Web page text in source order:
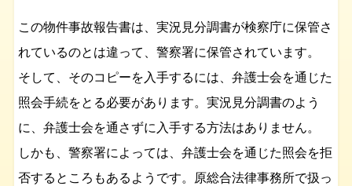
この物件事故報告書は、実況見分調書が検察庁に保管さ
れているのとは違って、警察署に保管されています。
そして、そのコピーを入手するには、弁護士会を通じた
照会手続をとる必要があります。実況見分調書のよう
に、弁護士会を通さずに入手する方法はありません。
しかも、警察署によっては、弁護士会を通じた照会を拒
否するところもあるようです。原総合法律事務所で扱っ